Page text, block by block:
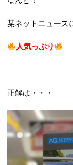
某ネットニュース
人気っぷり
正解は・・・